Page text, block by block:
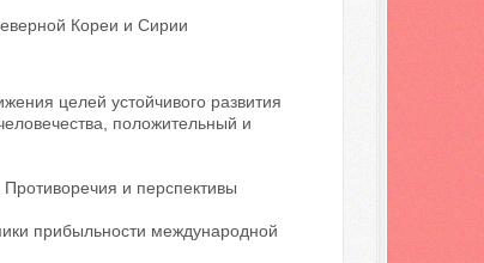
Кореи и Сирии
целей устойчивого развития
положительный и
и перспективы
прибыльности международной